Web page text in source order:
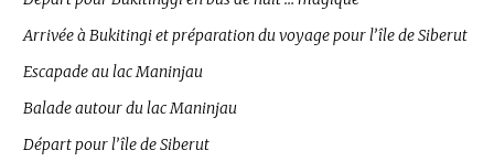
Arrivée à Bukitingi et préparation du voyage pour l’île de Siberut
Escapade au lac Maninjau
Balade autour du lac Maninjau
Départ pour l’île de Siberut